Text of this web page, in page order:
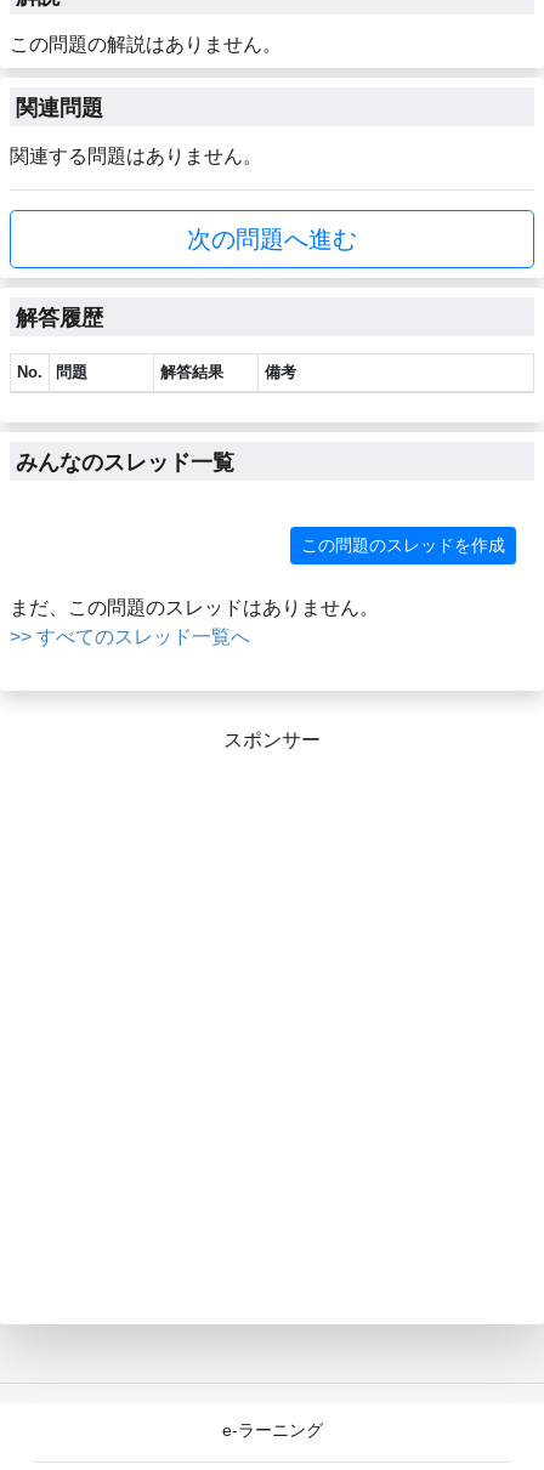
この問題の解説はありません。
関連問題
関連する問題はありません。
次の問題へ進む
解答履歴
No. 問題 解答結果 備考
みんなのスレッド一覧
この問題のスレッドを作成
まだ、この問題のスレッドはありません。
>> すべてのスレッド一覧へ
スポンサー
e-ラーニング